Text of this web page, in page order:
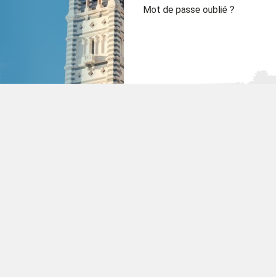
Mot de passe oublié ?